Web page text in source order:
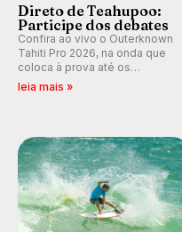
Direto de Teahupoo:
Participe dos debates
Confira ao vivo o Outerknown
Tahiti Pro 2026, na onda que
coloca à prova até os
melhores surfistas do mundo.
Participe dos comentários e
etapas da WSL.
leia mais »